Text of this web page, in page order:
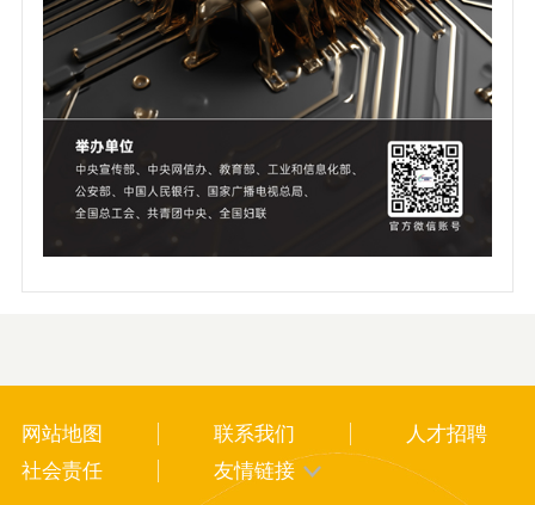
网站地图 联系我们
人才招聘
社会责任
友情链接